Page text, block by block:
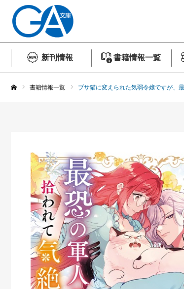
新刊情報 書籍情報一覧
書籍情報一覧 ブサ猫に変えられた気弱令嬢ですが、